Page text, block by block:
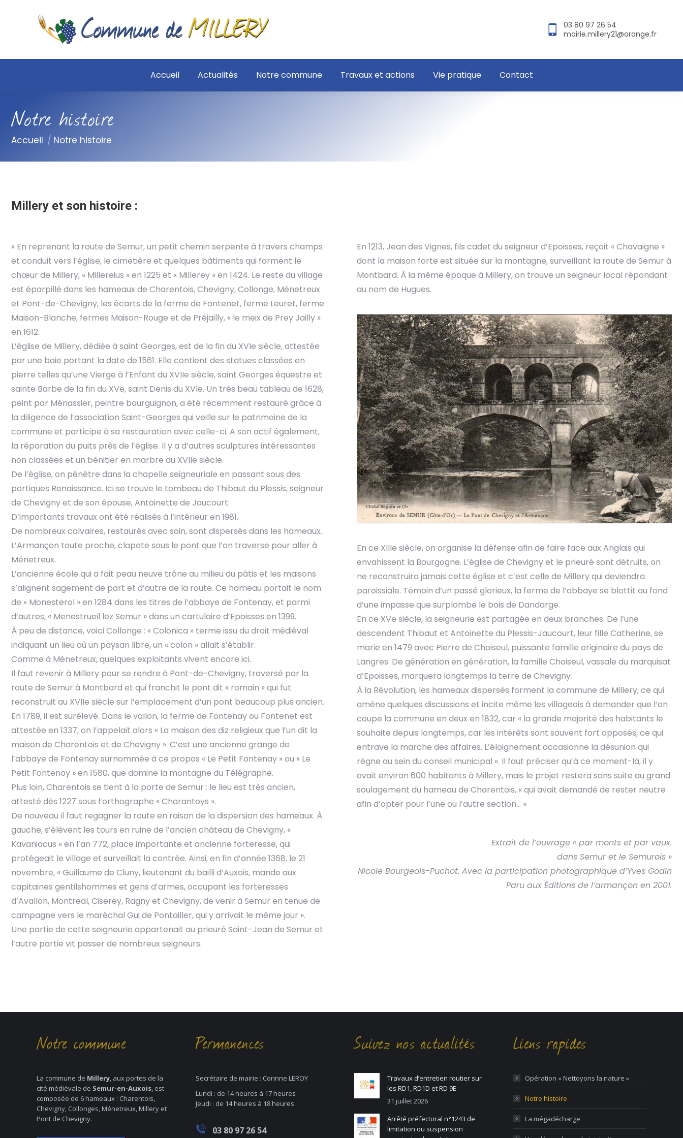
03 80 97 26 54
mairie.millery21@orange.fr
Accueil Actualités Notre commune Travaux et actions Vie pratique Contact
Notre histoire
Vous êtes ici :
Accueil Notre histoire
Millery et son histoire :
« En reprenant la route de Semur, un petit chemin serpente à travers champs
et conduit vers l’église, le cimetière et quelques bâtiments qui forment le
chœur de Millery, « Millereius » en 1225 et « Millerey » en 1424. Le reste du village
est éparpillé dans les hameaux de Charentois, Chevigny, Collonge, Ménetreux
et Pont-de-Chevigny, les écarts de la ferme de Fontenet, ferme Leuret, ferme
Maison-Blanche, fermes Maison-Rouge et de Préjailly, « le meix de Prey Jailly »
en 1612.
L’église de Millery, dédiée à saint Georges, est de la fin du XVIe siècle, attestée
par une baie portant la date de 1561. Elle contient des statues classées en
pierre telles qu’une Vierge à l’Enfant du XVIIe siècle, saint Georges équestre et
sainte Barbe de la fin du XVe, saint Denis du XVIe. Un très beau tableau de 1628,
peint par Ménassier, peintre bourguignon, a été récemment restauré grâce à
la diligence de l’association Saint-Georges qui veille sur le patrimoine de la
commune et participe à sa restauration avec celle-ci. A son actif également,
la réparation du puits près de l’église. Il y a d’autres sculptures intéressantes
non classées et un bénitier en marbre du XVIIe siècle.
De l’église, on pénètre dans la chapelle seigneuriale en passant sous des
portiques Renaissance. Ici se trouve le tombeau de Thibaut du Plessis, seigneur
de Chevigny et de son épouse, Antoinette de Jaucourt.
D’importants travaux ont été réalisés à l’intérieur en 1981.
De nombreux calvaires, restaurés avec soin, sont dispersés dans les hameaux.
L’Armançon toute proche, clapote sous le pont que l’on traverse pour aller à
Ménetreux.
L’ancienne école qui a fait peau neuve trône au milieu du pâtis et les maisons
s’alignent sagement de part et d’autre de la route. Ce hameau portait le nom
de « Monesterol » en 1284 dans les titres de l’abbaye de Fontenay, et parmi
d’autres, « Menestrueil lez Semur » dans un cartulaire d’Epoisses en 1399.
À peu de distance, voici Collonge : « Colonica » terme issu du droit médiéval
indiquant un lieu où un paysan libre, un « colon » allait s’établir.
Comme à Ménetreux, quelques exploitants vivent encore ici.
Il faut revenir à Millery pour se rendre à Pont-de-Chevigny, traversé par la
route de Semur à Montbard et qui franchit le pont dit « romain » qui fut
reconstruit au XVIIe siècle sur l’emplacement d’un pont beaucoup plus ancien.
En 1789, il est surélevé. Dans le vallon, la ferme de Fontenay ou Fontenet est
attestée en 1337, on l’appelait alors « La maison des diz religieux que l’un dit la
maison de Charentois et de Chevigny ». C’est une ancienne grange de
l’abbaye de Fontenay surnommée à ce propos « Le Petit Fontenay » ou « Le
Petit Fontenoy » en 1580, que domine la montagne du Télégraphe.
Plus loin, Charentois se tient à la porte de Semur : le lieu est très ancien,
attesté dès 1227 sous l’orthographe « Charantoys ».
De nouveau il faut regagner la route en raison de la dispersion des hameaux. À
gauche, s’élèvent les tours en ruine de l’ancien château de Chevigny, «
Kavaniacus » en l’an 772, place importante et ancienne forteresse, qui
protégeait le village et surveillait la contrée. Ainsi, en fin d’année 1368, le 21
novembre, « Guillaume de Cluny, lieutenant du bailli d’Auxois, mande aux
capitaines gentilshommes et gens d’armes, occupant les forteresses
d’Avallon, Montreal, Ciserey, Ragny et Chevigny, de venir à Semur en tenue de
campagne vers le maréchal Gui de Pontailler, qui y arrivait le même jour ».
Une partie de cette seigneurie appartenait au prieuré Saint-Jean de Semur et
l’autre partie vit passer de nombreux seigneurs.
En 1213, Jean des Vignes, fils cadet du seigneur d’Epoisses, reçoit « Chavaigne »
dont la maison forte est située sur la montagne, surveillant la route de Semur à
Montbard. À la même époque à Millery, on trouve un seigneur local répondant
au nom de Hugues.
En ce XIIIe siècle, on organise la défense afin de faire face aux Anglais qui
envahissent la Bourgogne. L’église de Chevigny et le prieuré sont détruits, on
ne reconstruira jamais cette église et c’est celle de Millery qui deviendra
paroissiale. Témoin d’un passé glorieux, la ferme de l’abbaye se blottit au fond
d’une impasse que surplombe le bois de Dandarge.
En ce XVe siècle, la seigneurie est partagée en deux branches. De l’une
descendent Thibaut et Antoinette du Plessis-Jaucourt, leur fille Catherine, se
marie en 1479 avec Pierre de Choiseul, puissante famille originaire du pays de
Langres. De génération en génération, la famille Choiseul, vassale du marquisat
d’Epoisses, marquera longtemps la terre de Chevigny.
À la Révolution, les hameaux dispersés forment la commune de Millery, ce qui
amène quelques discussions et incite même les villageois à demander que l’on
coupe la commune en deux en 1832, car « la grande majorité des habitants le
souhaite depuis longtemps, car les intérêts sont souvent fort opposés, ce qui
entrave la marche des affaires. L’éloignement occasionne la désunion qui
règne au sein du conseil municipal ». Il faut préciser qu’à ce moment-là, il y
avait environ 600 habitants à Millery, mais le projet restera sans suite au grand
soulagement du hameau de Charentois, « qui avait demandé de rester neutre
afin d’opter pour l’une ou l’autre section… »
Extrait de l’ouvrage « par monts et par vaux.
dans Semur et le Semurois »
Nicole Bourgeois-Puchot. Avec la participation photographique d’Yves Godin
Paru aux Éditions de l’armançon en 2001.
Notre commune
La commune de Millery, aux portes de la
cité médiévale de Semur-en-Auxois, est
composée de 6 hameaux : Charentois,
Chevigny, Collonges, Ménetreux, Millery et
Pont de Chevigny.
Permanences
Secrétaire de mairie : Corinne LEROY
Lundi : de 14 heures à 17 heures
Jeudi : de 14 heures à 18 heures
03 80 97 26 54
Suivez nos actualités
Travaux d’entretien routier sur
les RD1, RD1D et RD 9E
31 juillet 2026
Arrêté préfectoral n°1243 de
limitation ou suspension
Liens rapides
Opération « Nettoyons la nature »
Notre histoire
La mégadécharge